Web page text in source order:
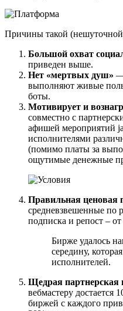
Причины такой
Большой охват
приведен выше.
Нет «мертвых душ» —
выполняют живые
боты.
Мотивирует и
совместно с
афишей мероприятий
исполнителями
(помимо платы за
ощутимые денежные
Правильная ценовая
средневзвешенные по
подписка и репост –
Бирже удалось
середину,
исполнителей.
Щедрая партнерская
вебмастеру достается
биржей с каждого